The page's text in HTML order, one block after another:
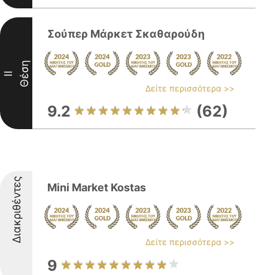
II Θέση
Σούπερ Μάρκετ Σκαθαρούδη
Δείτε περισσότερα >>
9.2 (62)
Διακριθέντες Mini Market Kostas
Δείτε περισσότερα >>
9